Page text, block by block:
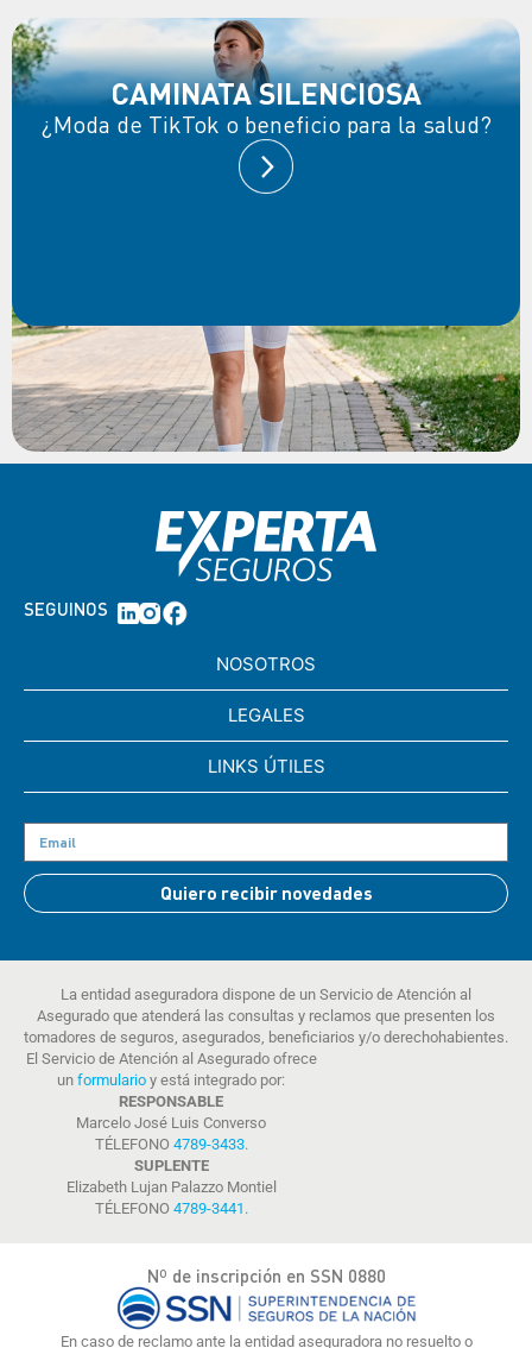
CAMINATA SILENCIOSA
¿Moda de TikTok o beneficio para la salud?
SEGUINOS
NOSOTROS
LEGALES
LINKS ÚTILES
Quiero recibir novedades
La entidad aseguradora dispone de un Servicio de Atención al
Asegurado que atenderá las consultas y reclamos que presenten los
tomadores de seguros, asegurados, beneficiarios y/o derechohabientes.
El Servicio de Atención al Asegurado ofrece
un formulario y está integrado por:
RESPONSABLE
Marcelo José Luis Converso
TÉLEFONO 4789-3433.
SUPLENTE
Elizabeth Lujan Palazzo Montiel
TÉLEFONO 4789-3441 .
Nº de inscripción en SSN 0880
En caso de reclamo ante la entidad aseguradora no resuelto o